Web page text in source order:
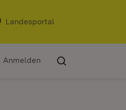
Extern:
Landesportal
Anmelden